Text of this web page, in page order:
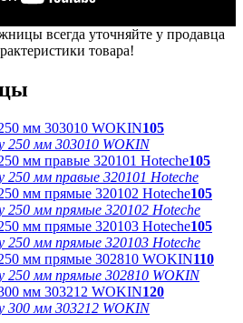
всегда уточняйте у продавца
товара!
105
мм 303010 WOKIN
105
мм правые 320101 Hoteche
105
мм прямые 320102 Hoteche
105
мм прямые 320103 Hoteche
110
мм прямые 302810 WOKIN
120
мм 303212 WOKIN